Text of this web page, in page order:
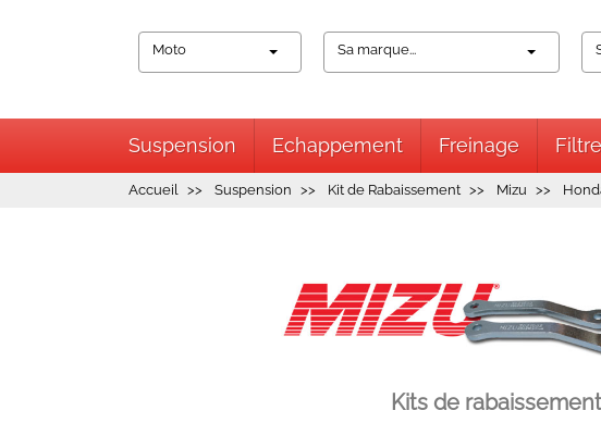
Moto Sa marque...
Suspension Echappement Freinage
Accueil Suspension Kit de Rabaissement Mizu
Kits de